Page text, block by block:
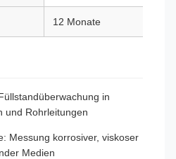
12 Monate
in
und Rohrleitungen
Messung korrosiver, viskoser
Medien